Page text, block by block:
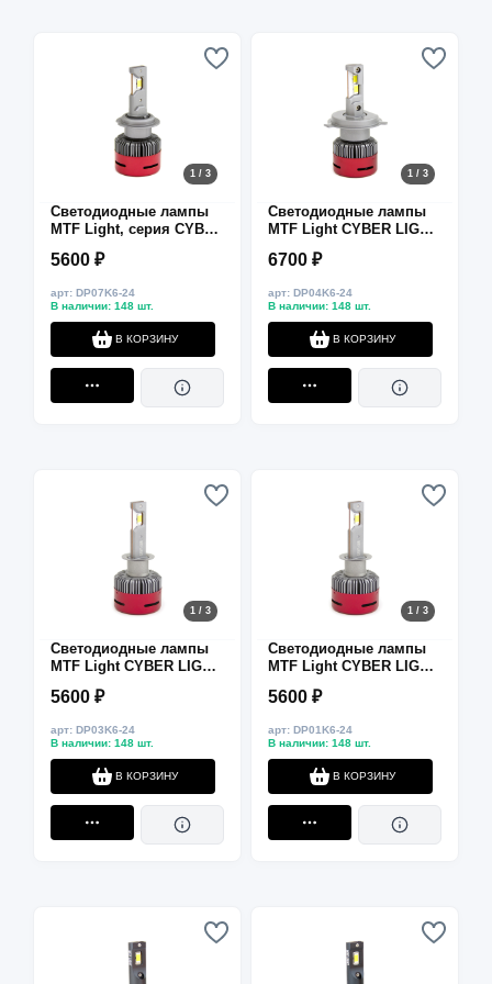
1 / 3
Светодиодные лампы
MTF Light, серия CYBER
3750lm, 6000K, кулер,
5600 ₽
арт: DP07K6-24
В наличии: 148 шт.
В КОРЗИНУ
1 / 3
Светодиодные лампы
MTF Light CYBER LIGHT,
45 Вт, комплект 2 шт.
6700 ₽
арт: DP04K6-24
В наличии: 148 шт.
В КОРЗИНУ
1 / 3
Светодиодные лампы
MTF Light CYBER LIGHT,
45 Вт, комплект 2 шт.
5600 ₽
арт: DP03K6-24
В наличии: 148 шт.
В КОРЗИНУ
1 / 3
Светодиодные лампы
MTF Light CYBER LIGHT,
45 Вт, комплект 2 шт.
5600 ₽
арт: DP01K6-24
В наличии: 148 шт.
В КОРЗИНУ